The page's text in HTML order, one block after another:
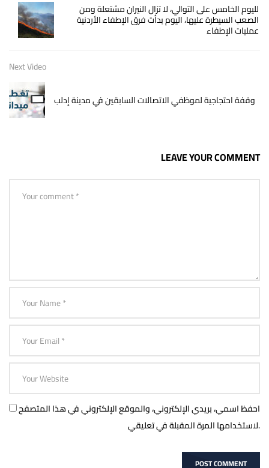
لليوم الخامس على التوالي، لا تزال النيران مشتعلة ومن
الصعب السيطرة عليها، اليوم بدأت فرق الإطفاء الأردنية
عمليات الإطفاء
Next Video
وقفة احتجاجية لموظفي الاتصالات السابقين في مدينة إدلب
LEAVE YOUR COMMENT
احفظ اسمي، بريدي الإلكتروني، والموقع الإلكتروني في هذا المتصفح
لاستخدامها المرة المقبلة في تعليقي.